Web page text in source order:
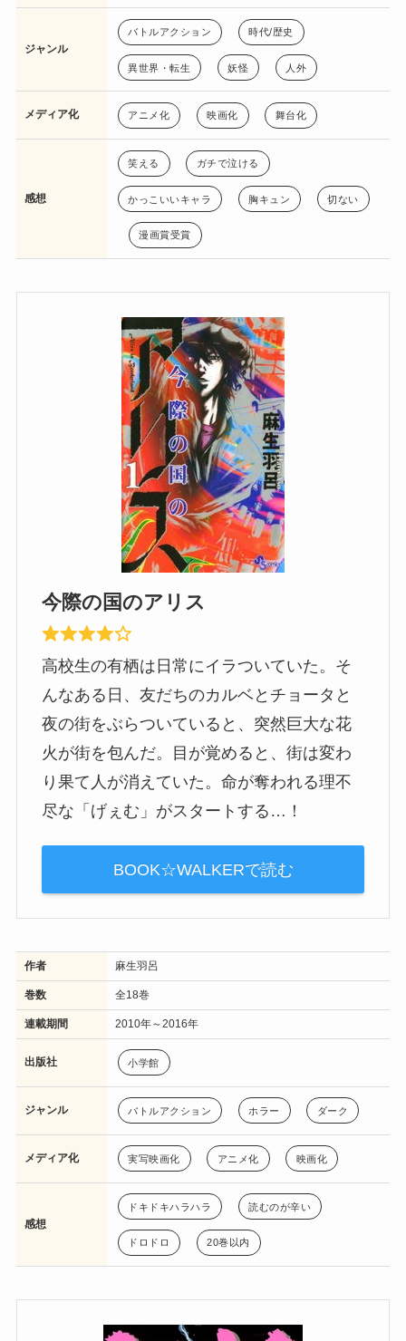
ジャンル
バトルアクション 時代/歴史
異世界・転生 妖怪 人外
メディア化 アニメ化 映画化 舞台化
感想
笑える ガチで泣ける
かっこいいキャラ 胸キュン 切ない
漫画賞受賞
今際の国のアリス
高校生の有栖は日常にイラついていた。そ
んなある日、友だちのカルベとチョータと
夜の街をぶらついていると、突然巨大な花
火が街を包んだ。目が覚めると、街は変わ
り果て人が消えていた。命が奪われる理不
尽な「げぇむ」がスタートする…！
BOOK☆WALKERで読む
作者 麻生羽呂
巻数 全18巻
連載期間 2010年～2016年
出版社 小学館
ジャンル バトルアクション ホラー ダーク
メディア化 実写映画化 アニメ化 映画化
感想
ドキドキハラハラ 読むのが辛い
ドロドロ 20巻以内